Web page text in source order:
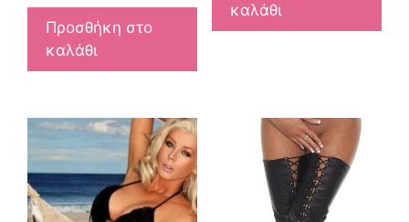
Προσθήκη στο
καλάθι
καλάθι